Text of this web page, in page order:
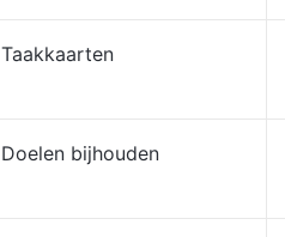
Taakkaarten
Doelen bijhouden